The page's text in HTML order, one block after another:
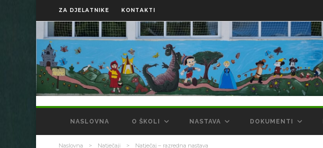
ZA DJELATNIKE KONTAKTI
NASLOVNA O ŠKOLI NASTAVA DOKUMENTI
Naslovna > Natječaji > Natječaj – razredna nastava